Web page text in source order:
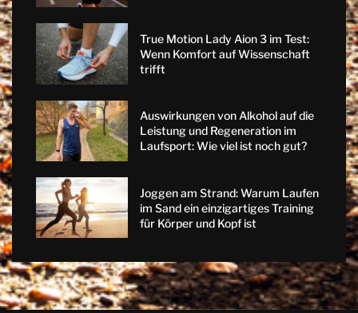
True Motion Lady Aion 3 im Test:
Wenn Komfort auf Wissenschaft
trifft
Auswirkungen von Alkohol auf die
Leistung und Regeneration im
Laufsport: Wie viel ist noch gut?
Joggen am Strand: Warum Laufen
im Sand ein einzigartiges Training
für Körper und Kopf ist